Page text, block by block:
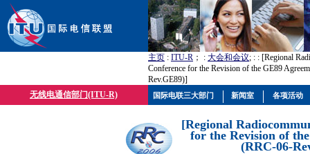
主页 : ITU-R ； : 大会和会议; : : [Regional
Conference for the Revision of the GE89
Rev.GE89)]
无线电通信部门(ITU-R)
[Regional
for the Revision of
(RRC-06-
国际电联三大部门 新闻室 各项活动